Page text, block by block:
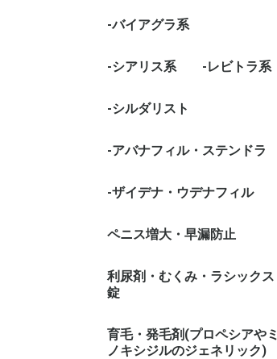
-バイアグラ系
-シアリス系 -レビトラ系
-シルダリスト
-アバナフィル・ステンドラ
-ザイデナ・ウデナフィル
ペニス増大・早漏防止
利尿剤・むくみ・ラシックス
錠
育毛・発毛剤(プロペシアやミ
ノキシジルのジェネリック)